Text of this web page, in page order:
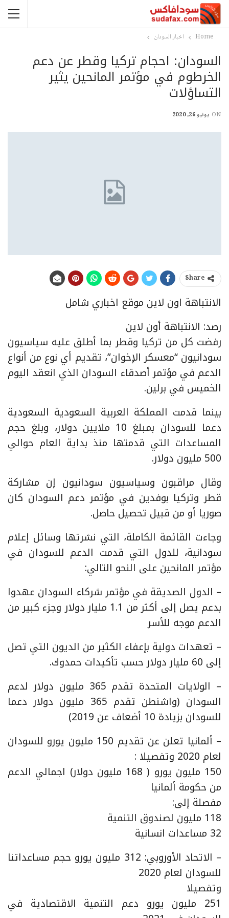
Home اخبار السودان
السودان: احجام تركيا وقطر عن دعم
الخرطوم في مؤتمر المانحين يثير
التساؤلات
ON يونيو 26, 2020
Share
الانتباهة اون لاين موقع اخباري شامل
رصد: الانتباهة أون لاين
رفضت كل من تركيا وقطر بما أطلق عليه سياسيون
سودانيون “معسكر الإخوان”، تقديم أي نوع من أنواع
الدعم في مؤتمر أصدقاء السودان الذي انعقد اليوم
الخميس في برلين.
بينما قدمت المملكة العربية السعودية السعودية
دعما للسودان بمبلغ 10 ملايين دولار، وبلغ حجم
المساعدات التي قدمتها منذ بداية العام حوالي
500 مليون دولار.
وقال مراقبون وسياسيون سودانيون إن مشاركة
قطر وتركيا بوفدين في مؤتمر دعم السودان كان
صوريا أو من قبيل تحصيل حاصل.
وجاءت القائمة الكاملة، التي نشرتها وسائل إعلام
سودانية، للدول التي قدمت الدعم للسودان في
مؤتمر المانحين على النحو التالي:
– الدول الصديقة في ‎مؤتمر شركاء السودان عهدوا
بدعم يصل إلى أكثر من 1.1 مليار دولار وجزء كبير من
الدعم موجه للأسر
– تعهدات دولية بإعفاء الكثير من الديون التي تصل
إلى 60 مليار دولار حسب تأكيدات حمدوك.
– الولايات المتحدة تقدم 365 مليون دولار لدعم
السودان (واشنطن تقدم 365 مليون دولار دعما
للسودان بزيادة 10 أضعاف عن 2019)
– ألمانيا تعلن عن تقديم 150 مليون يورو للسودان
لعام 2020 وتفصيلا :
150 مليون يورو ( 168 مليون دولار) اجمالي الدعم
من حكومة ألمانيا
مفصلة إلى:
118 مليون لصندوق التنمية
32 مساعدات انسانية
– الاتحاد الأوروبي: 312 مليون يورو حجم مساعداتنا
للسودان لعام 2020
وتفصيلا
251 مليون يورو دعم التنمية الاقتصادية في